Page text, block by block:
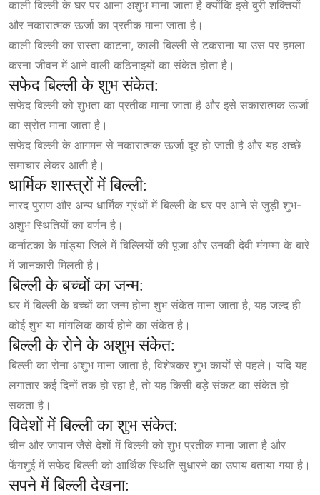
काली बिल्ली के घर पर आना अशुभ माना जाता है क्योंकि इसे बुरी शक्तियों
और नकारात्मक ऊर्जा का प्रतीक माना जाता है।
काली बिल्ली का रास्ता काटना, काली बिल्ली से टकराना या उस पर हमला
करना जीवन में आने वाली कठिनाइयों का संकेत होता है।
सफेद बिल्ली के शुभ संकेत:
सफेद बिल्ली को शुभता का प्रतीक माना जाता है और इसे सकारात्मक ऊर्जा
का स्रोत माना जाता है।
सफेद बिल्ली के आगमन से नकारात्मक ऊर्जा दूर हो जाती है और यह अच्छे
समाचार लेकर आती है।
धार्मिक शास्त्रों में बिल्ली:
नारद पुराण और अन्य धार्मिक ग्रंथों में बिल्ली के घर पर आने से जुड़ी शुभ-
अशुभ स्थितियों का वर्णन है।
कर्नाटका के मांड्या जिले में बिल्लियों की पूजा और उनकी देवी मंगम्मा के बारे
में जानकारी मिलती है।
बिल्ली के बच्चों का जन्म:
घर में बिल्ली के बच्चों का जन्म होना शुभ संकेत माना जाता है, यह जल्द ही
कोई शुभ या मांगलिक कार्य होने का संकेत है।
बिल्ली के रोने के अशुभ संकेत:
बिल्ली का रोना अशुभ माना जाता है, विशेषकर शुभ कार्यों से पहले। यदि यह
लगातार कई दिनों तक हो रहा है, तो यह किसी बड़े संकट का संकेत हो
सकता है।
विदेशों में बिल्ली का शुभ संकेत:
चीन और जापान जैसे देशों में बिल्ली को शुभ प्रतीक माना जाता है और
फेंगशुई में सफेद बिल्ली को आर्थिक स्थिति सुधारने का उपाय बताया गया है।
सपने में बिल्ली देखना: